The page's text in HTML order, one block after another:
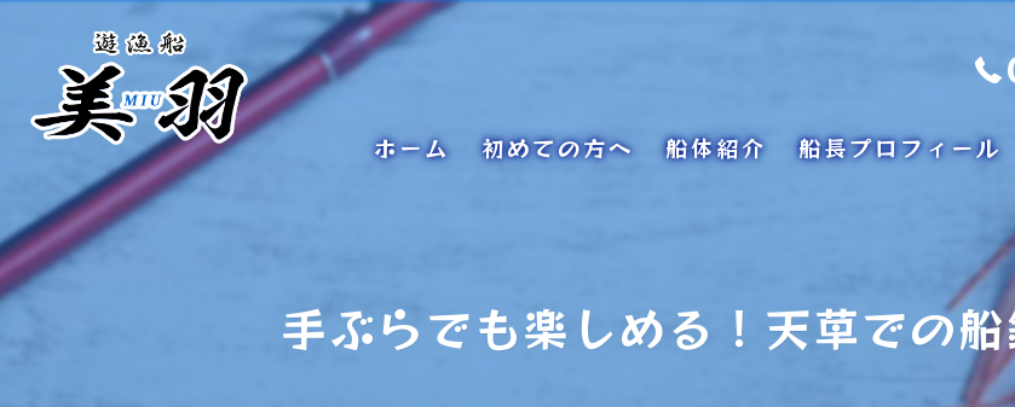
ホーム 初めての方へ 船体紹介 船長プロフィール
手ぶらでも楽しめる！天草での